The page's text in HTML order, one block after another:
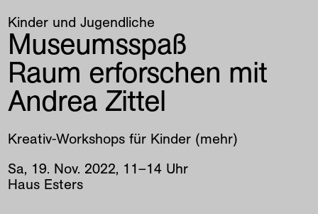
Kinder und Jugendliche
Museumsspaß
Raum erforschen mit
Andrea Zittel
Kreativ-Workshops für Kinder (mehr)
Sa, 19. Nov. 2022, 11–14 Uhr
Haus Esters